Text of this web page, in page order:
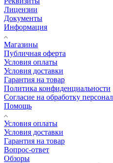
Лицензии
Документы
Информация
Магазины
Публичная оферта
Условия оплаты
Условия доставки
Гарантия на товар
Политика конфиденциальности
Согласие на обработку
Помощь
Условия оплаты
Условия доставки
Гарантия на товар
Вопрос-ответ
Обзоры